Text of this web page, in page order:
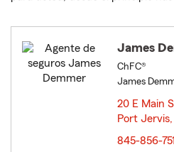
James
ChFC®
James
20 E Main
Port Jervis,
845-856-